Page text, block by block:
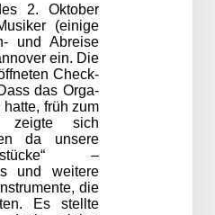
2. Oktober
(einige
und Abreise
ein. Die
Check-
das Orga-
früh zum
zeigte sich
da unsere
–
und weitere
die
Es stellte